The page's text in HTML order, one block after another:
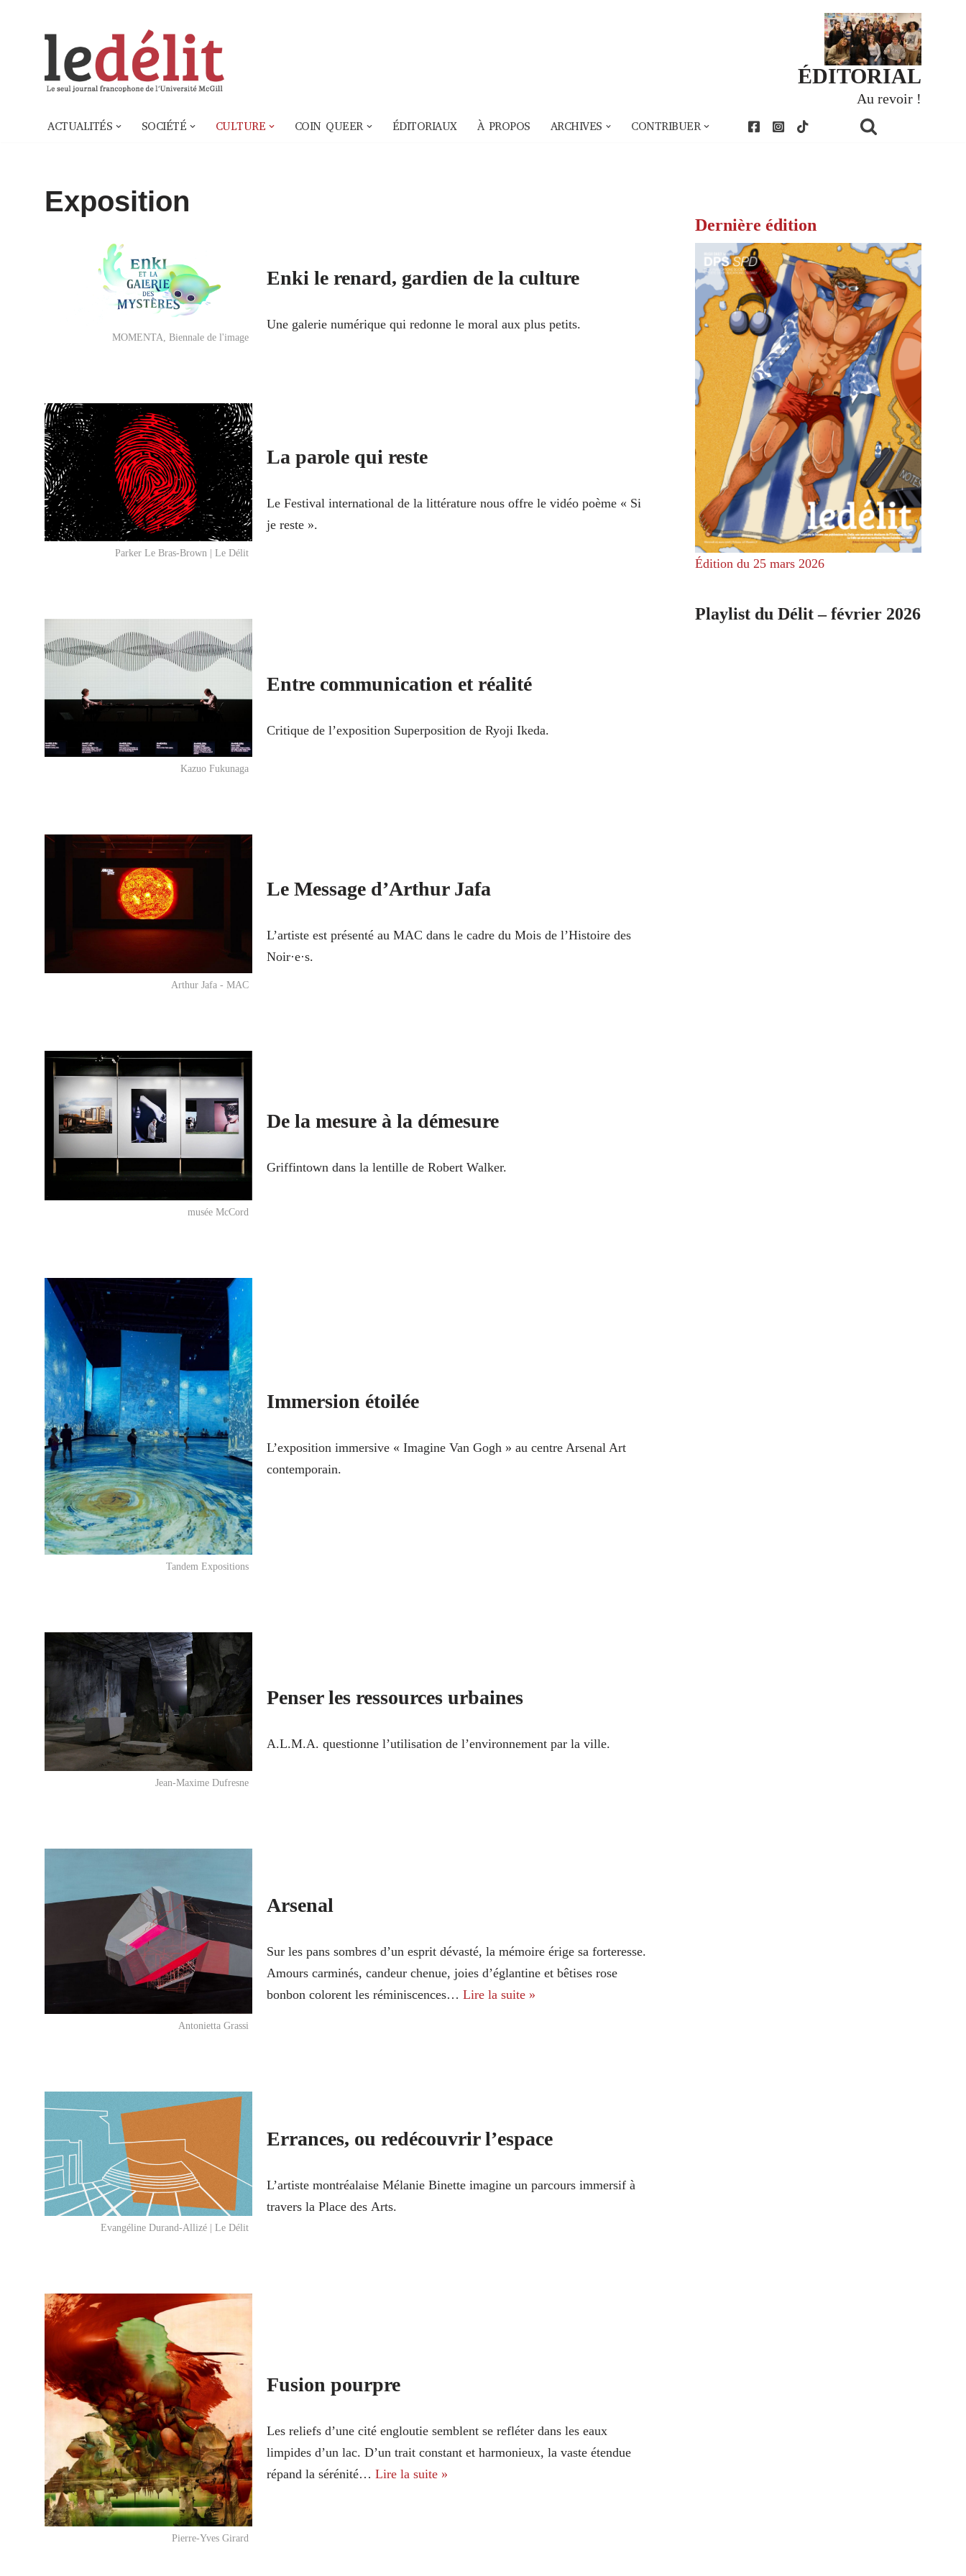
ÉDITORIAL
Au revoir !
ACTUALITÉS SOCIÉTÉ CULTURE COIN QUEER ÉDITORIAUX À PROPOS ARCHIVES CONTRIBUER
Exposition
MOMENTA, Biennale de l'image
Enki le renard, gardien de la culture
Une galerie numérique qui redonne le moral aux plus petits.
Parker Le Bras-Brown | Le Délit
La parole qui reste
Le Festival international de la littérature nous offre le vidéo poème « Si
je reste ».
Kazuo Fukunaga
Entre communication et réalité
Critique de l’exposition Superposition de Ryoji Ikeda.
Arthur Jafa - MAC
Le Message d’Arthur Jafa
L’artiste est présenté au MAC dans le cadre du Mois de l’Histoire des
Noir·e·s.
musée McCord
De la mesure à la démesure
Griffintown dans la lentille de Robert Walker.
Tandem Expositions
Immersion étoilée
L’exposition immersive « Imagine Van Gogh » au centre Arsenal Art
contemporain.
Jean-Maxime Dufresne
Penser les ressources urbaines
A.L.M.A. questionne l’utilisation de l’environnement par la ville.
Antonietta Grassi
Arsenal
Sur les pans sombres d’un esprit dévasté, la mémoire érige sa forteresse.
Amours carminés, candeur chenue, joies d’églantine et bêtises rose
bonbon colorent les réminiscences… Lire la suite »
Evangéline Durand-Allizé | Le Délit
Errances, ou redécouvrir l’espace
L’artiste montréalaise Mélanie Binette imagine un parcours immersif à
travers la Place des Arts.
Pierre-Yves Girard
Fusion pourpre
Les reliefs d’une cité engloutie semblent se refléter dans les eaux
limpides d’un lac. D’un trait constant et harmonieux, la vaste étendue
répand la sérénité… Lire la suite »
Dernière édition
Édition du 25 mars 2026
Playlist du Délit – février 2026